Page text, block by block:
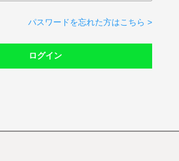
パスワードを忘れた方はこちら >
ログイン